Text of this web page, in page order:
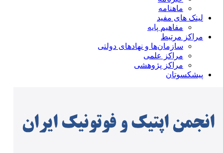
ماهنامه
لینک های مفید
مفاهیم پایه
مراکز مرتبط
سازمان‌ها و نهادهای دولتی
مراکز علمی
مراکز پژوهشی
پیشکسوتان